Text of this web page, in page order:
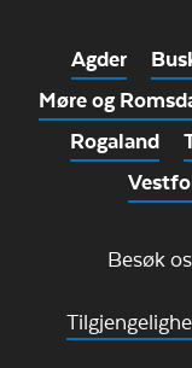
Agder
Møre og
Rogaland
Besøk